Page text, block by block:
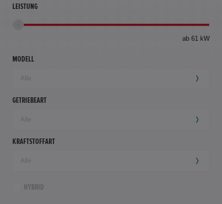
LEISTUNG
ab 61 kW
MODELL
GETRIEBEART
KRAFTSTOFFART
HYBRID